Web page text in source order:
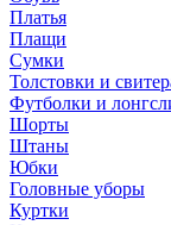
Платья
Плащи
Сумки
Толстовки и
Футболки и
Шорты
Штаны
Юбки
Головные уборы
Куртки